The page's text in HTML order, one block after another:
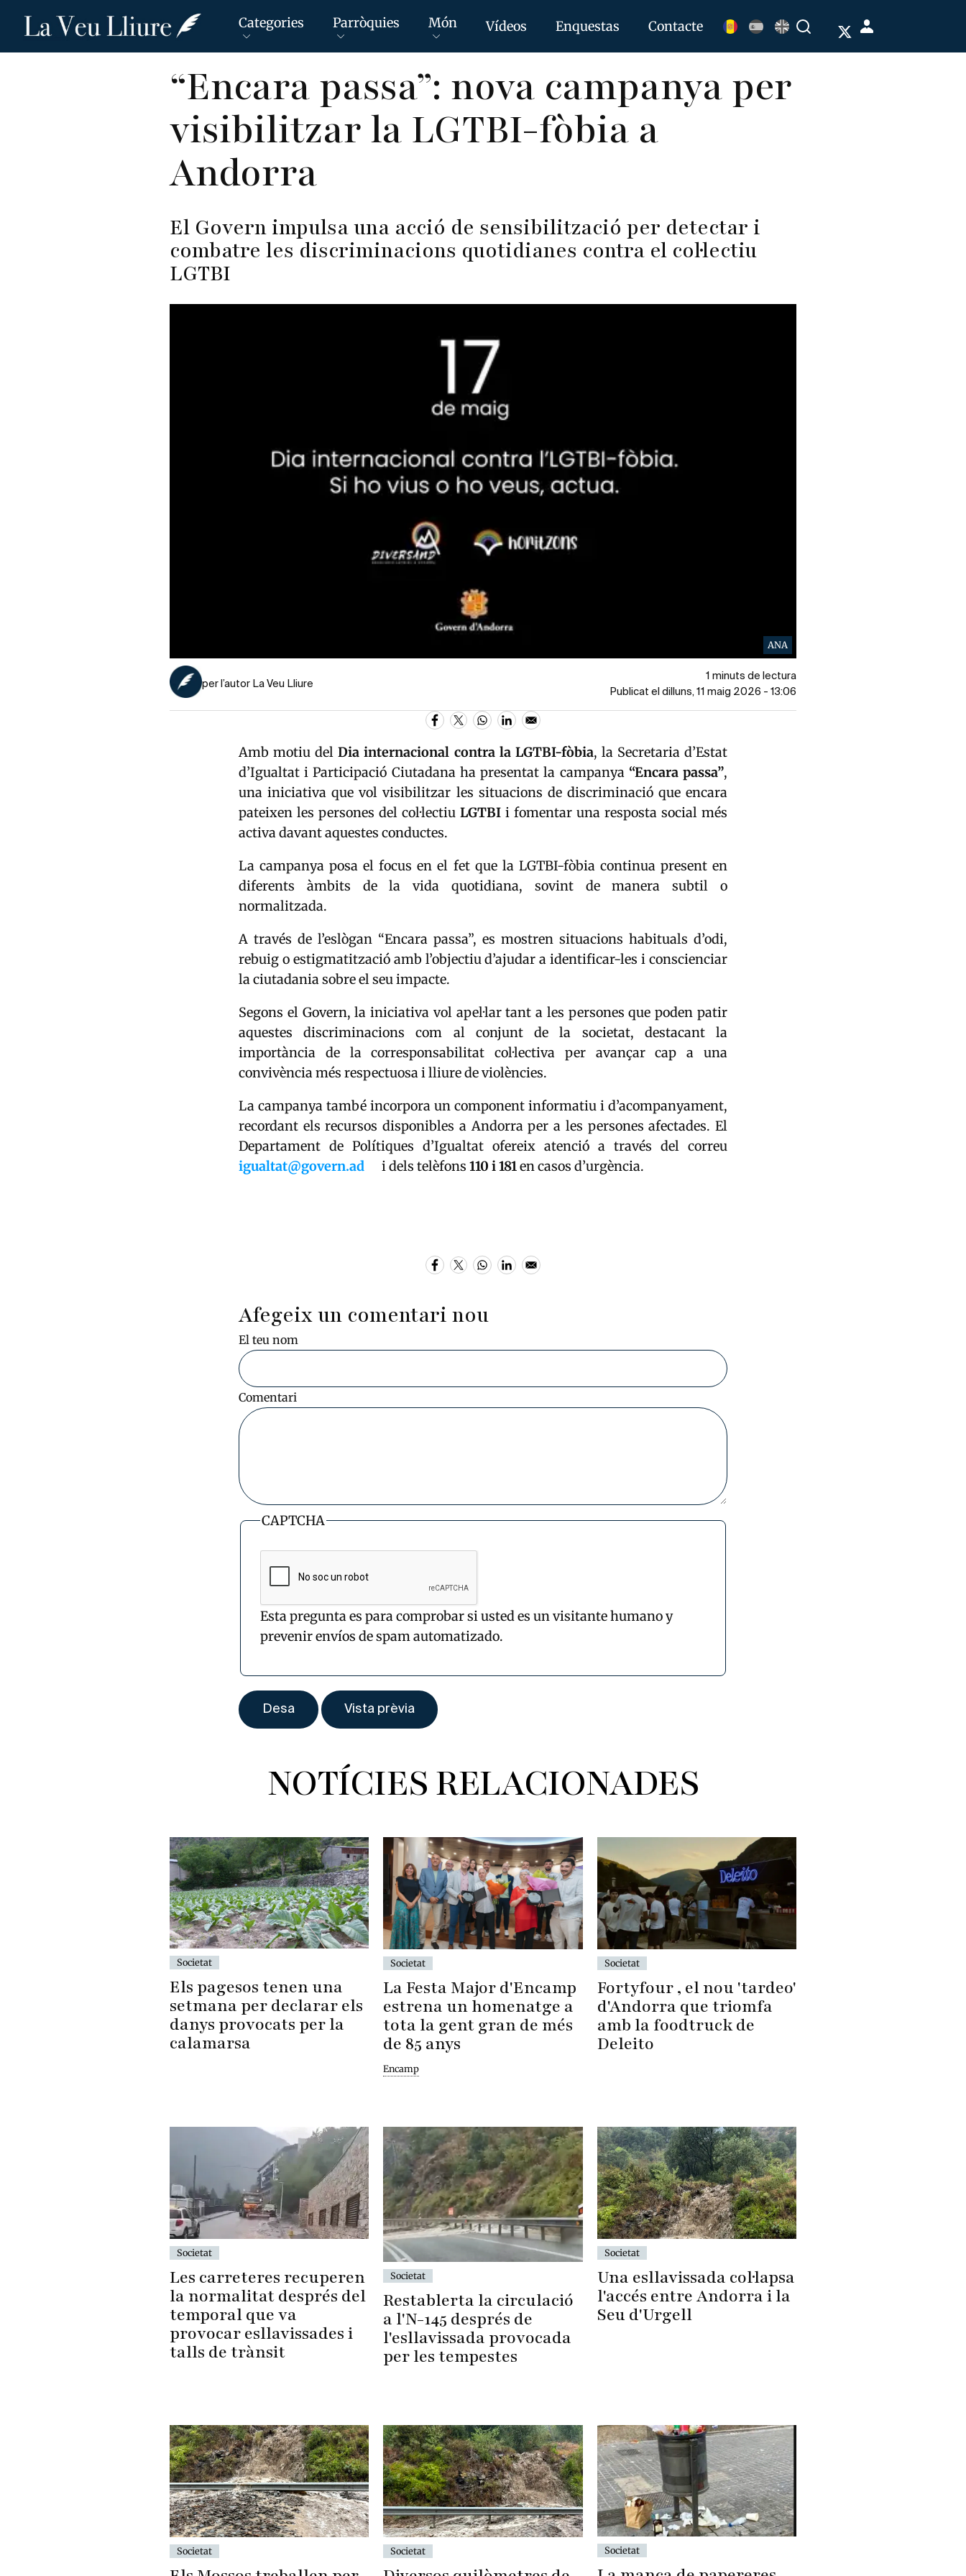
Vés
Categories Parròquies Món Vídeos Enquestas Contacte BuscarMenú
de
“Encara passa”: nova campanya per
visibilitzar la LGTBI-fòbia a
Andorra
El Govern impulsa una acció de sensibilització per detectar i
combatre les discriminacions quotidianes contra el col·lectiu
LGTBI
ANA
per l’autor La Veu Lliure
1 minuts de lectura
Publicat el dilluns, 11 maig 2026 - 13:06
Amb motiu delDia internacional contra la LGTBI-fòbia, la Secretaria d’Estat
d’Igualtat i Participació Ciutadana ha presentat la campanya “Encara passa”,
una iniciativa que vol visibilitzar les situacions de discriminació que encara
pateixen les persones del col·lectiu LGTBI i fomentar una resposta social més
activa davant aquestes conductes.
La campanya posa el focus en el fet que la LGTBI-fòbia continua present en
diferents àmbits de la vida quotidiana, sovint de manera subtil o
normalitzada.
A través de l’eslògan “Encara passa”, es mostren situacions habituals d’odi,
rebuig o estigmatització amb l’objectiu d’ajudar a identificar-les i conscienciar
la ciutadania sobre el seu impacte.
Segons el Govern, la iniciativa vol apel·lar tant a les persones que poden patir
aquestes discriminacions com al conjunt de la societat, destacant la
importància de la corresponsabilitat col·lectiva per avançar cap a una
convivència més respectuosa i lliure de violències.
La campanya també incorpora un component informatiu i d’acompanyament,
recordant els recursos disponibles a Andorra per a les persones afectades. El
Departament de Polítiques d’Igualtat ofereix atenció a través del correu
igualtat@govern.ad
i dels telèfons 110 i 181en casos d’urgència.
Afegeix un comentari nou
El teu nom
Comentari
CAPTCHA
Esta pregunta es para comprobar si usted es un visitante humano y
prevenir envíos de spam automatizado.
NOTÍCIES RELACIONADES
Societat
Els pagesos tenen una
setmana per declarar els
danys provocats per la
calamarsa
Societat
La Festa Major d'Encamp
estrena un homenatge a
tota la gent gran de més
de 85 anys
Encamp
Societat
Fortyfour , el nou 'tardeo'
d'Andorra que triomfa
amb la foodtruck de
Deleito
Societat
Les carreteres recuperen
la normalitat després del
temporal que va
provocar esllavissades i
talls de trànsit
Societat
Restablerta la circulació
a l'N-145 després de
l'esllavissada provocada
per les tempestes
Societat
Una esllavissada col·lapsa
l'accés entre Andorra i la
Seu d'Urgell
Societat Societat Societat